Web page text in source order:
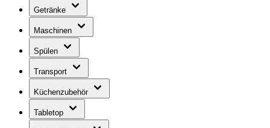
Getränke
Maschinen
Spülen
Transport
Küchenzubehör
Tabletop